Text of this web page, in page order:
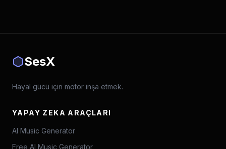
SesX
Hayal gücü için motor inşa etmek.
YAPAY ZEKA ARAÇLARI
AI Music Generator
Free AI Music Generator